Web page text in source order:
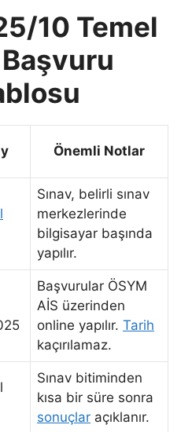
10 Temel
Önemli Notlar
Sınav, belirli sınav
merkezlerinde
bilgisayar başında
yapılır.
Başvurular ÖSYM
AİS üzerinden
online yapılır. Tarih
kaçırılamaz.
Sınav bitiminden
kısa bir süre sonra
sonuçlar açıklanır.